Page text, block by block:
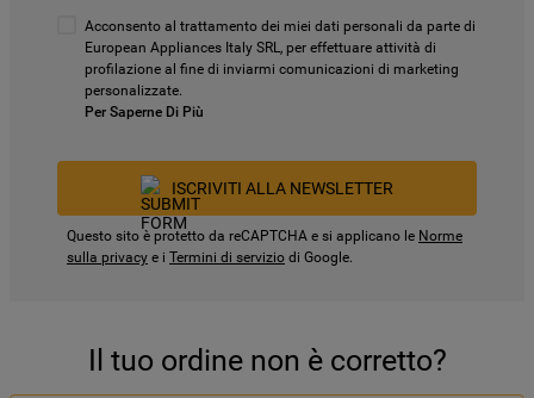
Acconsento al trattamento dei miei dati personali da parte di
European Appliances Italy SRL, per effettuare attività di
profilazione al fine di inviarmi comunicazioni di marketing
personalizzate.
Per Saperne Di Più
ISCRIVITI ALLA NEWSLETTER
Questo sito è protetto da reCAPTCHA e si applicano le Norme
sulla privacy e i Termini di servizio di Google.
Il tuo ordine non è corretto?